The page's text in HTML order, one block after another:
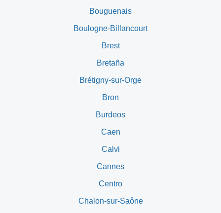
Bouguenais
Boulogne-Billancourt
Brest
Bretaña
Brétigny-sur-Orge
Bron
Burdeos
Caen
Calvi
Cannes
Centro
Chalon-sur-Saône